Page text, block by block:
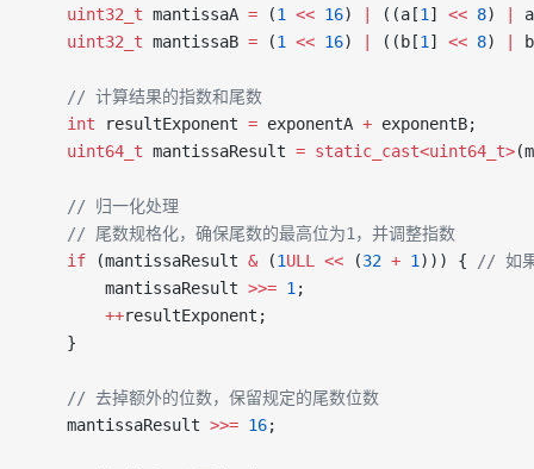
    uint32_t
mantissaA = (1 << 16) ((a[1] << 8)
    uint32_t
mantissaB = (1 << 16) ((b[1] << 8)
    // 计算结果的指数和尾数
    int
resultExponent = exponentA + exponentB;
    uint64_t
mantissaResult = static_cast<uint64_t>
    // 归一化处理
    // 尾数规格化，确保尾数的最高位为1，并调整指数
    if
(mantissaResult & (1ULL << (32 + 1))) { // 如果
        mantissaResult
>>= 1;
        ++
resultExponent;
    }
    // 去掉额外的位数，保留规定的尾数位数
    mantissaResult
>>= 16;